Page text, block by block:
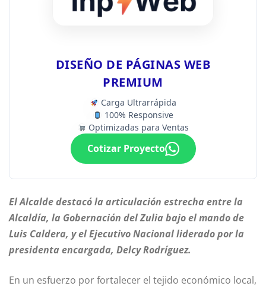
DISEÑO DE PÁGINAS WEB
PREMIUM
Carga Ultrarrápida
100% Responsive
Optimizadas para Ventas
Cotizar Proyecto
El Alcalde destacó la articulación estrecha entre la
Alcaldía, la Gobernación del Zulia bajo el mando de
Luis Caldera, y el Ejecutivo Nacional liderado por la
presidenta encargada, Delcy Rodríguez.
En un esfuerzo por fortalecer el tejido económico local,